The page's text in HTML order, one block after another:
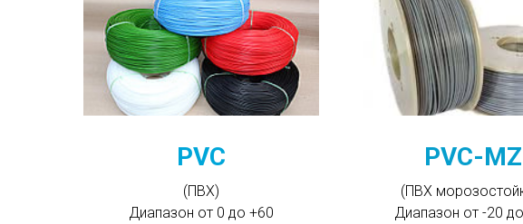
PVC
(ПВХ)
Диапазон от 0 до +60
PVC-MZ
(ПВХ
Диапазон от -20